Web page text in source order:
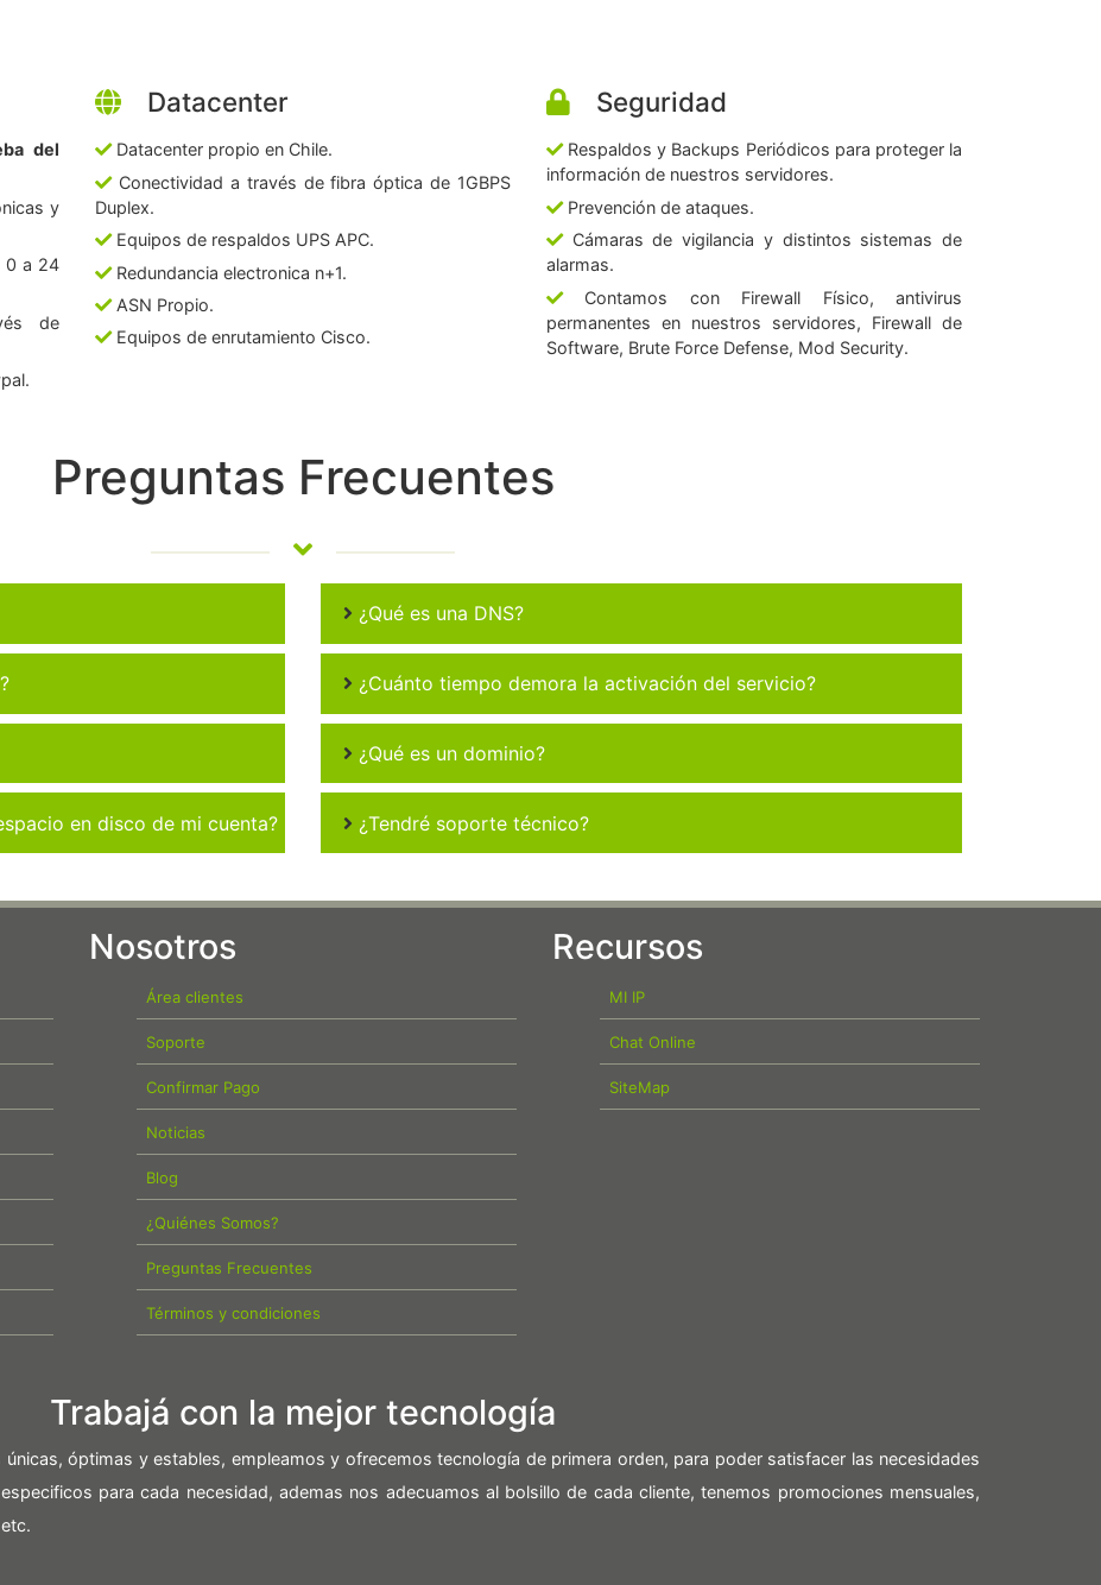
del
y
0 a 24
de
Datacenter
Datacenter propio en Chile.
Conectividad a través de fibra óptica de 1GBPS
Duplex.
Equipos de respaldos UPS APC.
Redundancia electronica n+1.
ASN Propio.
Equipos de enrutamiento Cisco.
Seguridad
Respaldos y Backups Periódicos para proteger la
información de nuestros servidores.
Prevención de ataques.
Cámaras de vigilancia y distintos sistemas de
alarmas.
Contamos con Firewall Físico, antivirus
permanentes en nuestros servidores, Firewall de
Software, Brute Force Defense, Mod Security.
Preguntas Frecuentes
en disco de mi cuenta?
¿Qué es una DNS?
¿Cuánto tiempo demora la activación del servicio?
¿Qué es un dominio?
¿Tendré soporte técnico?
Nosotros
Área clientes
Soporte
Confirmar Pago
Noticias
Blog
¿Quiénes Somos?
Preguntas Frecuentes
Términos y condiciones
Recursos
MI IP
Chat Online
SiteMap
Trabajá con la mejor tecnología
óptimas y estables, empleamos y ofrecemos tecnología de primera orden, para poder satisfacer las necesidades
para cada necesidad, ademas nos adecuamos al bolsillo de cada cliente, tenemos promociones mensuales,